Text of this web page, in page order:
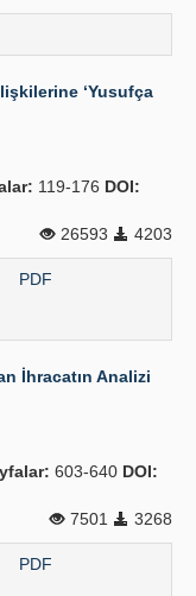
‘Yusufça
119-176 DOI:
26593
4203
PDF
İhracatın Analizi
603-640 DOI:
7501
3268
PDF